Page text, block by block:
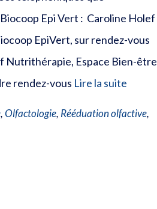
Epi Vert : Caroline Holef
EpiVert, sur rendez-vous
Nutrithérapie, Espace Bien-être
rendez-vous Lire la suite
,Olfactologie, Rééduation olfactive,